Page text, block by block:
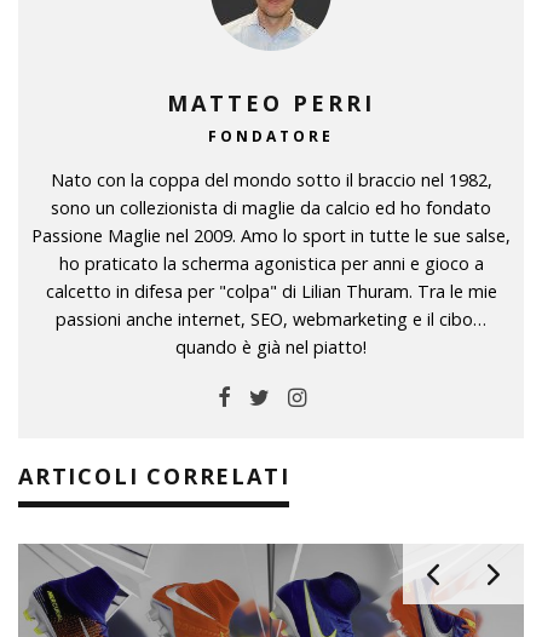
MATTEO PERRI
FONDATORE
Nato con la coppa del mondo sotto il braccio nel 1982,
sono un collezionista di maglie da calcio ed ho fondato
Passione Maglie nel 2009. Amo lo sport in tutte le sue salse,
ho praticato la scherma agonistica per anni e gioco a
calcetto in difesa per "colpa" di Lilian Thuram. Tra le mie
passioni anche internet, SEO, webmarketing e il cibo…
quando è già nel piatto!
ARTICOLI CORRELATI